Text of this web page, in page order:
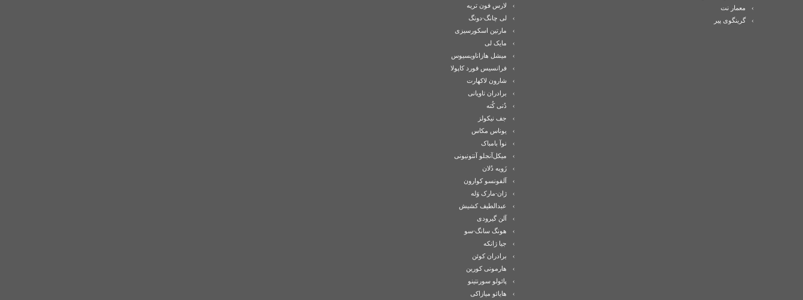
معمار نت
گرینگوی پیر
لارس فون تریه
لی چانگ-دونگ
مارتین اسکورسیزی
مایک لی
میشل هازاناویسیوس
فرانسیس فورد کاپولا
شارون لاکهارت
برادران تاویانی
دُنی کُته
جف نیکولز
یوناس مکاس
نوآ بامباک
میکل‌آنجلو آنتونیونی
زَویه دُلان
آلفونسو کوارون
ژان-مارک وَله
عبدالطیف کشیش
آلن گیرودی
هونگ سانگ-سو
جیا ژانکه
برادران کوئن
هارمونی کورین
پائولو سورنتینو
هایائو میازاکی